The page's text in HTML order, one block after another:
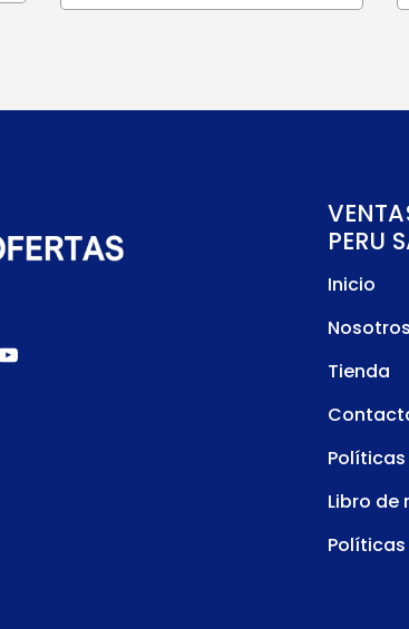
PERU
Inicio
Nosotros
Tienda
Políticas
Libro de